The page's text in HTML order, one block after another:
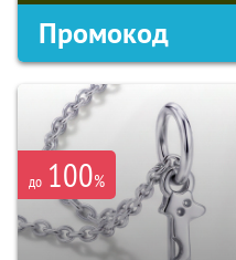
Промокод
до 100%